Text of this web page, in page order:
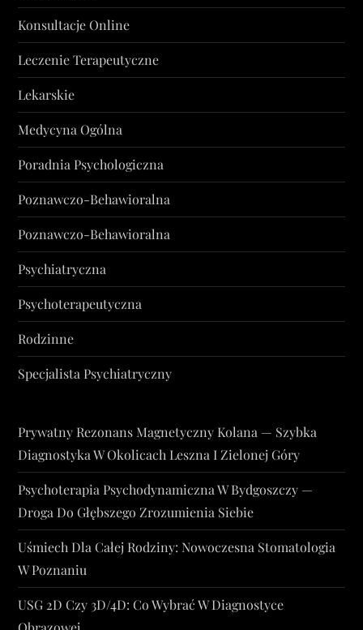
Konsultacje Online
Leczenie Terapeutyczne
Lekarskie
Medycyna Ogólna
Poradnia Psychologiczna
Poznawczo-Behawioralna
Poznawczo-Behawioralna
Psychiatryczna
Psychoterapeutyczna
Rodzinne
Specjalista Psychiatryczny
Prywatny Rezonans Magnetyczny Kolana — Szybka
Diagnostyka W Okolicach Leszna I Zielonej Góry
Psychoterapia Psychodynamiczna W Bydgoszczy —
Droga Do Głębszego Zrozumienia Siebie
Uśmiech Dla Całej Rodziny: Nowoczesna Stomatologia
W Poznaniu
USG 2D Czy 3D/4D: Co Wybrać W Diagnostyce